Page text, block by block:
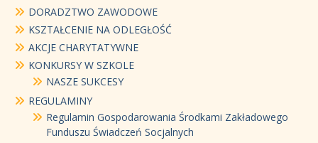
DORADZTWO ZAWODOWE
KSZTAŁCENIE NA ODLEGŁOŚĆ
AKCJE CHARYTATYWNE
KONKURSY W SZKOLE
NASZE SUKCESY
REGULAMINY
Regulamin Gospodarowania Środkami Zakładowego
Funduszu Świadczeń Socjalnych